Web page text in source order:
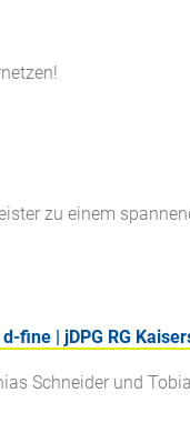
zu einem
fine | jDPG RG
Schneider und